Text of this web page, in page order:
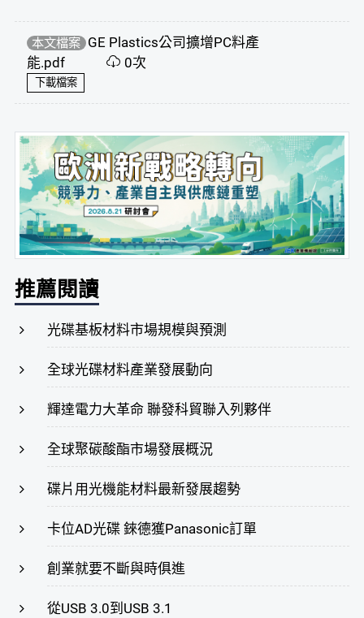
本文檔案 GE Plastics公司擴增PC料產
能.pdf
0次
下載檔案
推薦閱讀
光碟基板材料市場規模與預測
全球光碟材料產業發展動向
輝達電力大革命 聯發科貿聯入列夥伴
全球聚碳酸酯市場發展概況
碟片用光機能材料最新發展趨勢
卡位AD光碟 錸德獲Panasonic訂單
創業就要不斷與時俱進
從USB 3.0到USB 3.1